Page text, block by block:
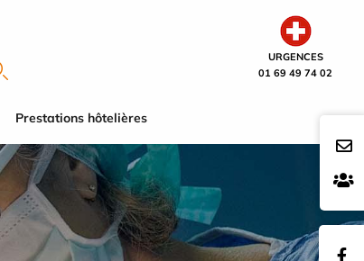
URGENCES
01 69 49 74 02
Prestations hôtelières